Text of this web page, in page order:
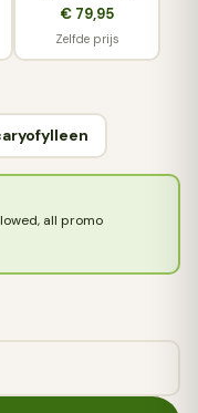
€ 79,95
Zelfde prijs
all promo